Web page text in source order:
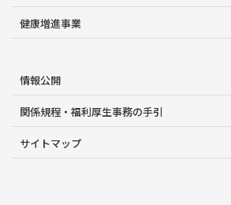
健康増進事業
情報公開
関係規程・福利厚生事務の手引
サイトマップ